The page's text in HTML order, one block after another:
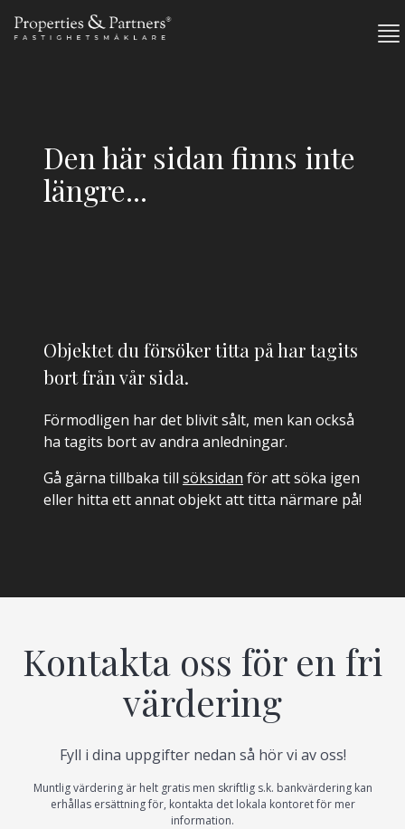
Den här sidan finns inte
längre...
Objektet du försöker titta på har tagits
bort från vår sida.
Förmodligen har det blivit sålt, men kan också
ha tagits bort av andra anledningar.
Gå gärna tillbaka till söksidan för att söka igen
eller hitta ett annat objekt att titta närmare på!
Kontakta oss för en fri
värdering
Fyll i dina uppgifter nedan så hör vi av oss!
Muntlig värdering är helt gratis men skriftlig s.k. bankvärdering kan
erhållas ersättning för, kontakta det lokala kontoret för mer
information.